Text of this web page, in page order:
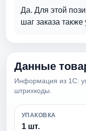
Да. Для этой
шаг заказа
Данные
Информация из 1С:
штрихкоды.
УПАКОВКА
1 шт.